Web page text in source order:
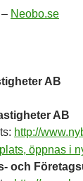
Neobo.se
AB
AB
http://
och